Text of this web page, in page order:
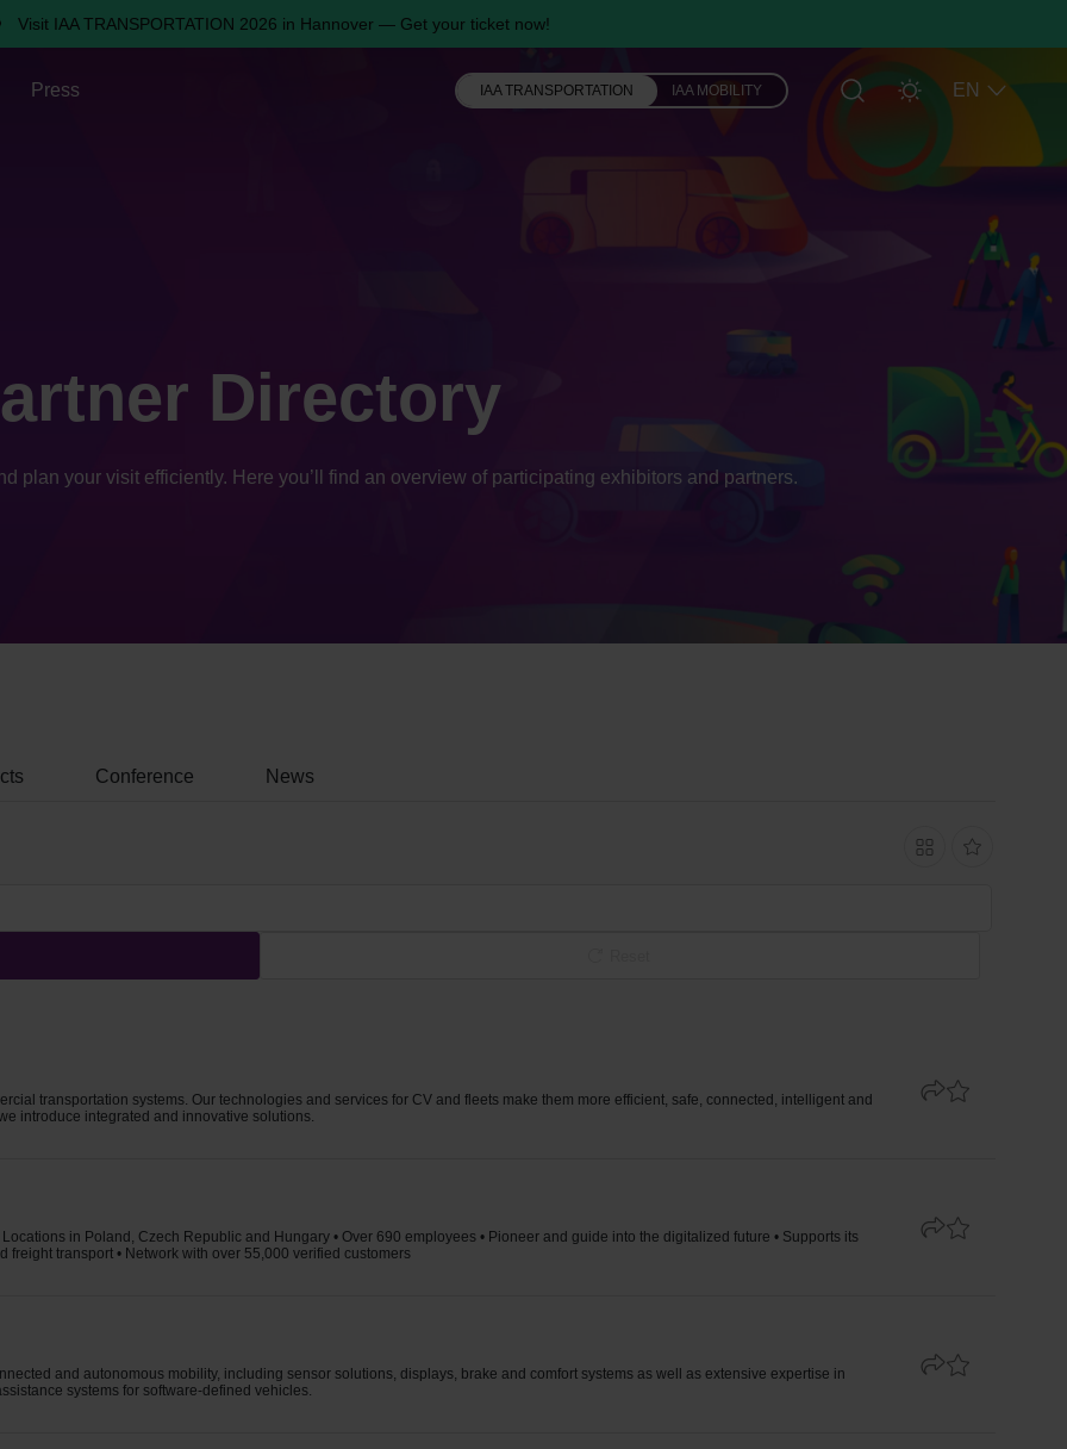
Visit IAA TRANSPORTATION 2026 in Hannover — Get your ticket now!
Press IAA TRANSPORTATION IAA MOBILITY EN
Directory
plan your visit efficiently. Here you’ll find an overview of participating exhibitors and partners.